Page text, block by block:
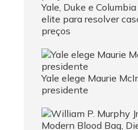
Yale, Duke e
elite para resolver
preços
Yale elege Maurie
presidente